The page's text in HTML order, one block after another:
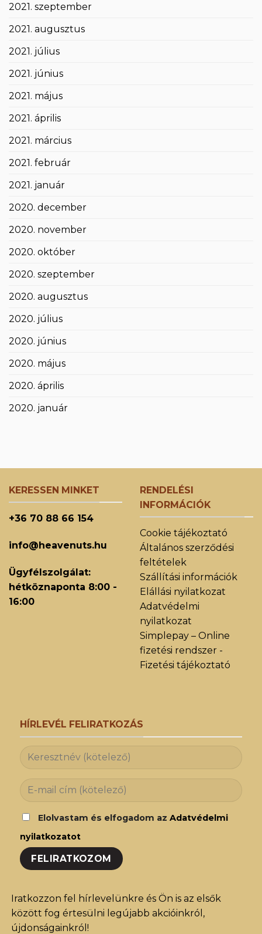
2021. szeptember
2021. augusztus
2021. július
2021. június
2021. május
2021. április
2021. március
2021. február
2021. január
2020. december
2020. november
2020. október
2020. szeptember
2020. augusztus
2020. július
2020. június
2020. május
2020. április
2020. január
KERESSEN MINKET
+36 70 88 66 154
info@heavenuts.hu
Ügyfélszolgálat:
hétköznaponta 8:00 -
16:00
RENDELÉSI
INFORMÁCIÓK
Cookie tájékoztató
Általános szerződési
feltételek
Szállítási információk
Elállási nyilatkozat
Adatvédelmi
nyilatkozat
Simplepay – Online
fizetési rendszer -
Fizetési tájékoztató
HÍRLEVÉL FELIRATKOZÁS
Elolvastam és elfogadom az Adatvédelmi
nyilatkozatot
Iratkozzon fel hírlevelünkre és Ön is az elsők
között fog értesülni legújabb akcióinkról,
újdonságainkról!